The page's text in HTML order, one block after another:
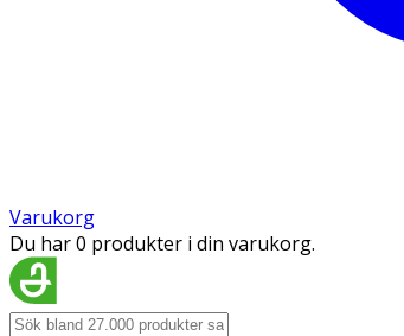
Varukorg
Du har 0 produkter i din varukorg.